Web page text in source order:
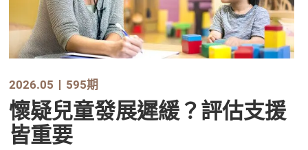
2026.05 595期
懷疑兒童發展遲緩？評估支援
皆重要